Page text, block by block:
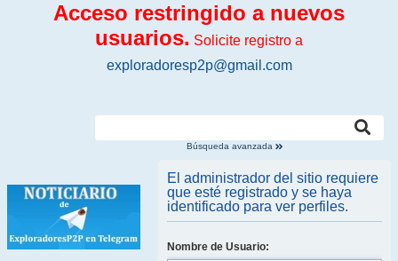
Acceso restringido a nuevos
usuarios. Solicite registro a
exploradoresp2p@gmail.com
Búsqueda avanzada
El administrador del sitio requiere
que esté registrado y se haya
identificado para ver perfiles.
Nombre de Usuario: